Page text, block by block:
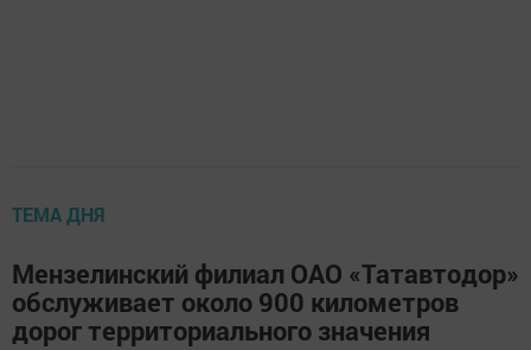
ТЕМА ДНЯ
Мензелинский филиал ОАО «Татавтодор»
обслуживает около 900 километров
дорог территориального значения